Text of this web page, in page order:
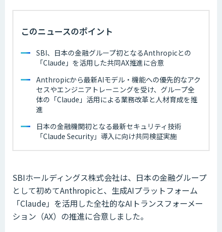
このニュースのポイント
SBI、日本の金融グループ初となるAnthropicとの
「Claude」を活用した共同AX推進に合意
Anthropicから最新AIモデル・機能への優先的なアク
セスやエンジニアトレーニングを受け、グループ全
体の「Claude」活用による業務改革と人材育成を推
進
日本の金融機関初となる最新セキュリティ技術
「Claude Security」導入に向け共同検証実施
SBIホールディングス株式会社は、日本の金融グループ
として初めてAnthropicと、生成AIプラットフォーム
「Claude」を活用した全社的なAIトランスフォーメー
ション（AX）の推進に合意しました。